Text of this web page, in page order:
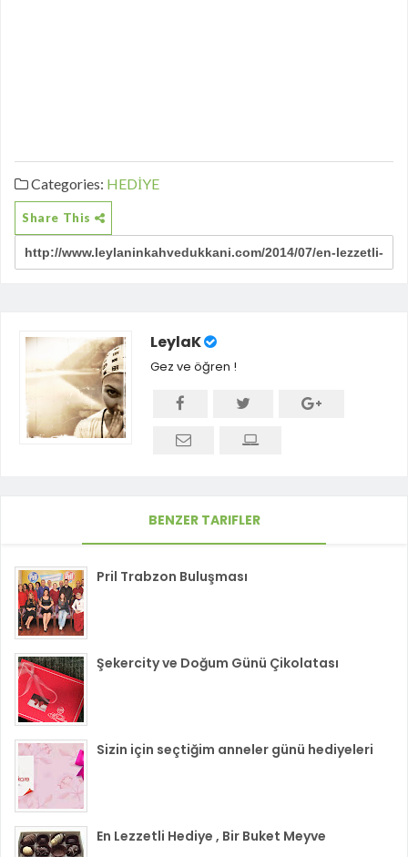
Categories: HEDİYE
Share This
LeylaK
Gez ve öğren !
BENZER TARIFLER
Pril Trabzon Buluşması
Şekercity ve Doğum Günü Çikolatası
Sizin için seçtiğim anneler günü hediyeleri
En Lezzetli Hediye , Bir Buket Meyve